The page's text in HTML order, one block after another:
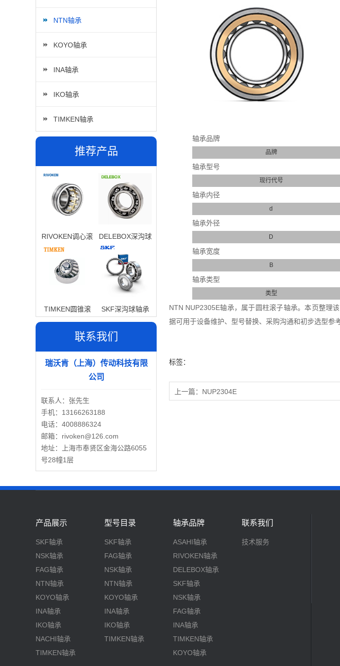
NTN轴承
KOYO轴承
INA轴承
IKO轴承
TIMKEN轴承
推荐产品
RIVOKEN调心滚
子轴承
DELEBOX深沟球
TIMKEN圆锥滚
子轴承
SKF深沟球轴承
联系我们
瑞沃肯（上海）传动科技有限
公司
联系人：张先生
手机：13166263188
电话：4008886324
邮箱：rivoken@126.com
地址：上海市奉贤区金海公路6055
号28幢1层
轴承品牌
品牌
轴承型号
现行代号
轴承内径
d
轴承外径
D
轴承宽度
B
轴承类型
类型
NTN NUP2305E轴承，属于圆柱滚子轴承。本页整理
据可用于设备维护、型号替换、采购沟通和初步选型参
标签：
上一篇： NUP2304E
产品展示
SKF轴承
NSK轴承
FAG轴承
NTN轴承
KOYO轴承
INA轴承
IKO轴承
NACHI轴承
TIMKEN轴承
型号目录
SKF轴承
FAG轴承
NSK轴承
NTN轴承
KOYO轴承
INA轴承
IKO轴承
TIMKEN轴承
轴承品牌
ASAHI轴承
RIVOKEN轴承
DELEBOX轴承
SKF轴承
NSK轴承
FAG轴承
INA轴承
TIMKEN轴承
KOYO轴承
联系我们
技术服务